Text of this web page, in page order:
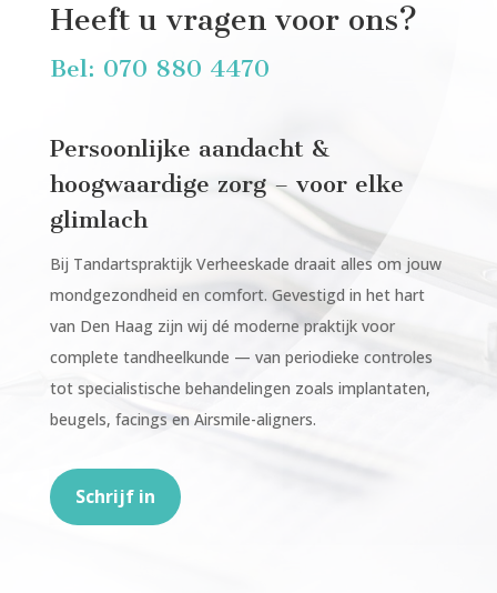
Heeft u vragen voor ons?
Bel: 070 880 4470
Persoonlijke aandacht &
hoogwaardige zorg – voor elke
glimlach
Bij Tandartspraktijk Verheeskade draait alles om jouw
mondgezondheid en comfort. Gevestigd in het hart
van Den Haag zijn wij dé moderne praktijk voor
complete tandheelkunde — van periodieke controles
tot specialistische behandelingen zoals implantaten,
beugels, facings en Airsmile-aligners.
Schrijf in